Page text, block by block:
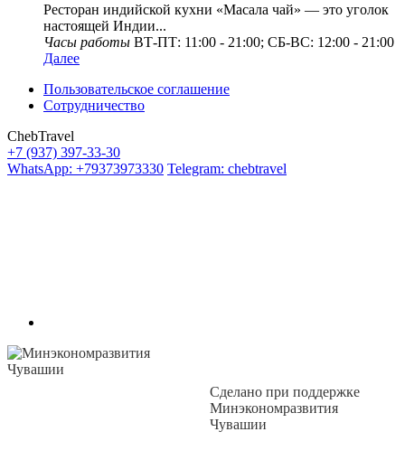
Ресторан индийской кухни «Масала чай» — это уголок
настоящей Индии...
Часы работы ВТ-ПТ: 11:00 - 21:00; СБ-ВС: 12:00 - 21:00
Далее
Пользовательское соглашение
Сотрудничество
ChebTravel
+7 (937) 397-33-30
WhatsApp: +79373973330 Telegram: chebtravel
Сделано при поддержке
Минэкономразвития
Чувашии